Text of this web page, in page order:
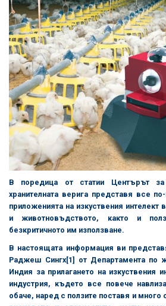
В поредица от статии Центърът
хранителната верига представя все
приложенията на изкуствения интелект
и животновъдството, както и
безкритичното им използване.
В настоящата информация ви
Раджеш Сингх[1] от Департамента по
Индия за прилагането на изкуствения
индустрия, където все повече
обаче, наред с ползите поставя и много